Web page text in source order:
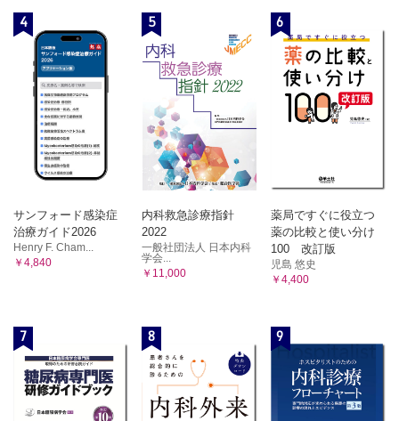
4
サンフォード感染症
治療ガイド2026
Henry F. Cham...
￥4,840
5
内科救急診療指針
2022
一般社団法人 日本内科
学会...
￥11,000
6
薬局ですぐに役立つ
薬の比較と使い分け
100 改訂版
児島 悠史
￥4,400
7 8 9